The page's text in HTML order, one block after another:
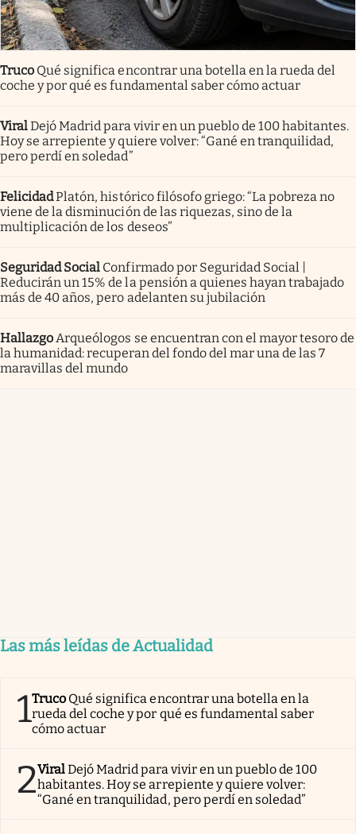
Truco Qué significa encontrar una botella en la rueda del
coche y por qué es fundamental saber cómo actuar
ViralDejó Madrid para vivir en un pueblo de 100 habitantes.
Hoy se arrepiente y quiere volver: “Gané en tranquilidad,
pero perdí en soledad”
FelicidadPlatón, histórico filósofo griego: “La pobreza no
viene de la disminución de las riquezas, sino de la
multiplicación de los deseos”
Seguridad Social Confirmado por Seguridad Social |
Reducirán un 15% de la pensión a quienes hayan trabajado
más de 40 años, pero adelanten su jubilación
Hallazgo Arqueólogos se encuentran con el mayor tesoro de
la humanidad: recuperan del fondo del mar una de las 7
maravillas del mundo
Las más leídas de Actualidad
1Truco Qué significa encontrar una botella en la
rueda del coche y por qué es fundamental saber
cómo actuar
2ViralDejó Madrid para vivir en un pueblo de 100
habitantes. Hoy se arrepiente y quiere volver:
“Gané en tranquilidad, pero perdí en soledad”